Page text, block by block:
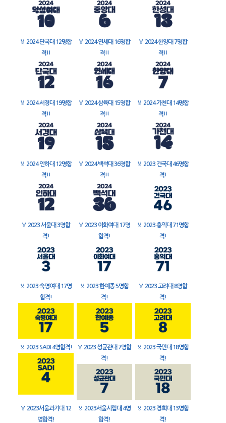
🏅 2024 단국대 12명합
격!!
🏅 2024 연세대 16명합
격!!
🏅 2024 한양대 7명합
격!!
🏅 2024 서경대 19명합
격!!
🏅 2024 삼육대 15명합
격!!
🏅 2024 가천대 14명합
격!!
🏅 2024 인하대 12명합
격!!
🏅 2024 백석대 36명합
격!!
🏅 2023 건국대 46명합
격!
🏅 2023 서울대 3명합
격!
🏅 2023 이화여대 17명
합격!
🏅 2023 홍익대 71명합
격!
🏅 2023 숙명여대 17명
합격!
🏅 2023 한예종 5명합
격!
🏅 2023 고려대 8명합
격!
🏅 2023 SADI 4명합격! 🏅 2023 성균관대 7명합
격!
🏅 2023 국민대 18명합
격!
🏅 2023서울과기대 12
명합격!
🏅 2023서울시립대 4명
합격!
🏅 2023 경희대 13명합
격!